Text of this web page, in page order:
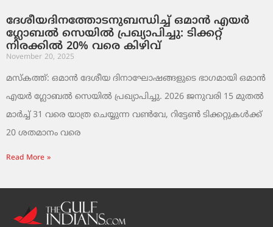
ദേശീയദിനത്തോടനുബന്ധിച്ച് ഒമാൻ എയർ
ഗ്ലോബൽ സെയിൽ പ്രഖ്യാപിച്ചു: ടിക്കറ്റ്
നിരക്കിൽ 20% വരെ കിഴിവ്
November 20, 2025
മസ്‌കത്ത്: ഒമാൻ ദേശീയ ദിനാഘോഷങ്ങളുടെ ഭാഗമായി ഒമാൻ
എയർ ഗ്ലോബൽ സെയിൽ പ്രഖ്യാപിച്ചു. 2026 ജനുവരി 15 മുതൽ
മാർച്ച് 31 വരെ യാത്ര ചെയ്യുന്ന വൺവേ, റിട്ടേൺ ടിക്കറ്റുകൾക്ക്
20 ശതമാനം വരെ
Read More »